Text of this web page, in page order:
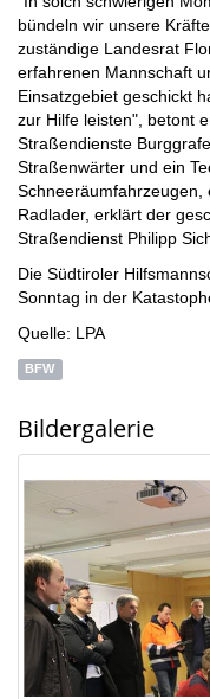
bündeln wir unsere
zuständige Landesrat
erfahrenen Mannschaft
Einsatzgebiet geschickt
zur Hilfe leisten", betont
Straßendienste
Straßenwärter und ein
Schneeräumfahrzeugen,
Radlader, erklärt der
Straßendienst Philipp
Die Südtiroler
Sonntag in der
Quelle: LPA
BFW
Bildergalerie